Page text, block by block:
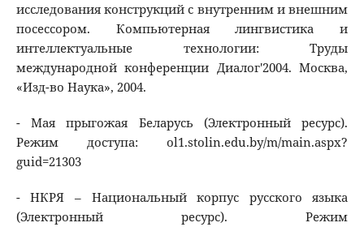
исследования конструкций с внутренним и внешним
посессором. Компьютерная лингвистика и
интеллектуальные технологии: Труды
международной конференции Диалог'2004. Москва,
«Изд-во Наука», 2004.
- Мая прыгожая Беларусь (Электронный ресурс).
Режим доступа: ol1.stolin.edu.by/m/main.aspx?
guid=21303
- НКРЯ – Национальный корпус русского языка
(Электронный ресурс). Режим